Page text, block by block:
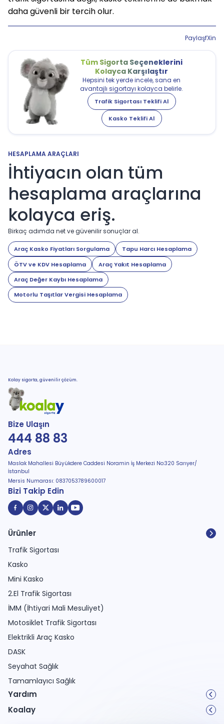
daha güvenli bir tercih olur.
PaylaşfXin
Tüm Sigorta Seçeneklerini
Kolayca Karşılaştır
Hepsini tek yerde incele, sana en
avantajlı sigortayı kolayca belirle.
Trafik Sigortası Teklifi Al
Kasko Teklifi Al
HESAPLAMA ARAÇLARI
İhtiyacın olan tüm
hesaplama araçlarına
kolayca eriş.
Birkaç adımda net ve güvenilir sonuçlar al.
Araç Kasko Fiyatları Sorgulama
Tapu Harcı Hesaplama
ÖTV ve KDV Hesaplama
Araç Yakıt Hesaplama
Araç Değer Kaybı Hesaplama
Motorlu Taşıtlar Vergisi Hesaplama
Kolay sigorta, güvenilir çözüm.
Bize Ulaşın
444 88 83
Adres
Maslak Mahallesi Büyükdere Caddesi Noramin İş Merkezi No:320 Sarıyer/
İstanbul
Mersis Numarası: 0837053789600017
Bizi Takip Edin
Ürünler
Trafik Sigortası
Kasko
Mini Kasko
2.El Trafik Sigortası
İMM (İhtiyari Mali Mesuliyet)
Motosiklet Trafik Sigortası
Elektrikli Araç Kasko
DASK
Seyahat Sağlık
Tamamlayıcı Sağlık
Yardım
Koalay